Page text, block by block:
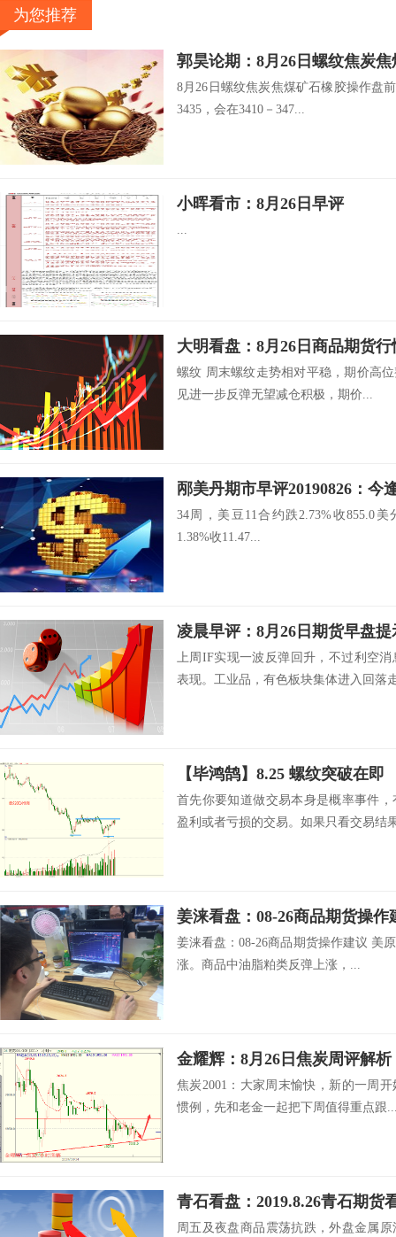
为您推荐
郭昊论期：8月26日螺纹焦炭
8月26日螺纹焦炭焦煤矿石橡胶操作盘
3435，会在3410－347...
小晖看市：8月26日早评
...
大明看盘：8月26日商品期货
螺纹 周末螺纹走势相对平稳，期价高
见进一步反弹无望减仓积极，期价...
邴美丹期市早评20190826：今
34周，美豆11合约跌2.73%收855.0
1.38%收11.47...
凌晨早评：8月26日期货早盘提
上周IF实现一波反弹回升，不过利空
表现。工业品，有色板块集体进入回落
【毕鸿鹄】8.25 螺纹突破在即
首先你要知道做交易本身是概率事件
盈利或者亏损的交易。如果只看交易结
姜涞看盘：08-26商品期货操作
姜涞看盘：08-26商品期货操作建议 美
涨。商品中油脂粕类反弹上涨，...
金耀辉：8月26日焦炭周评解析
焦炭2001：大家周末愉快，新的一周
惯例，先和老金一起把下周值得重点跟
青石看盘：2019.8.26青石期货
周五及夜盘商品震荡抗跌，外盘金属